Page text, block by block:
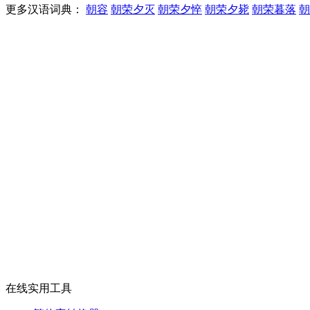
更多汉语词典： 朝容 朝荣夕灭 朝荣夕悴 朝荣夕毙 朝荣暮落
在线实用工具